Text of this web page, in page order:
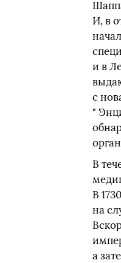
И, в
и в
с
"
В
В
на
а